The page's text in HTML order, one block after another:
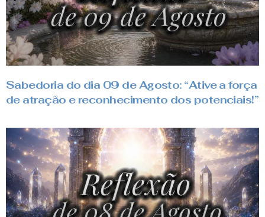
Sabedoria do dia 09 de Agosto: “Ative a força
de atração e reconhecimento dos potenciais!”